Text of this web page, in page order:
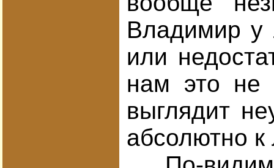
Владимир у
или
нам это не
выглядит
абсолютно